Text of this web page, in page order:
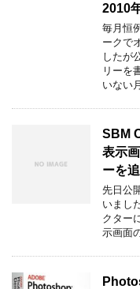
2010
毎月恒
ークで
したが
リーを
いない
SBM
表示
ーを
先日公
いまし
クター
示画面